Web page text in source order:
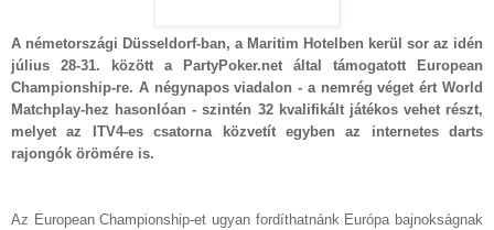
A németországi Düsseldorf-ban, a Maritim Hotelben kerül sor az idén
július 28-31. között a PartyPoker.net által támogatott European
Championship-re. A négynapos viadalon - a nemrég véget ért World
Matchplay-hez hasonlóan - szintén 32 kvalifikált játékos vehet részt,
melyet az ITV4-es csatorna közvetít egyben az internetes darts
rajongók örömére is.
Az European Championship-et ugyan fordíthatnánk Európa bajnokságnak